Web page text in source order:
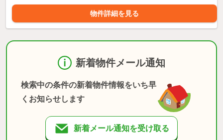
物件詳細を見る
新着物件メール通知
検索中の条件の新着物件情報をいち早
くお知らせします
新着メール通知を受け取る